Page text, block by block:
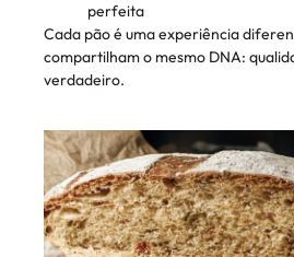
perfeita
Cada pão é uma experiência
compartilham o mesmo DNA:
verdadeiro.